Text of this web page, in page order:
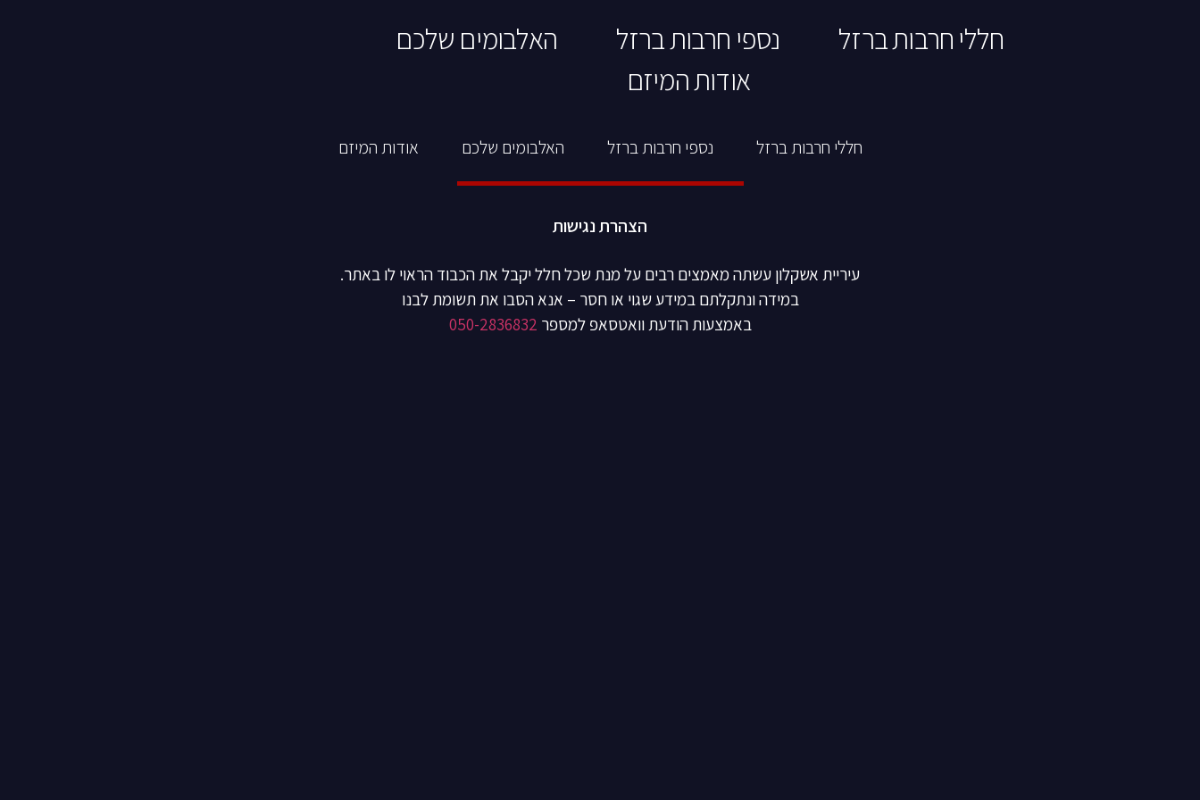
חללי חרבות ברזל נספי חרבות ברזל
האלבומים שלכם
אודות המיזם
חללי חרבות ברזל נספי חרבות ברזל האלבומים שלכם אודות המיזם
הצהרת נגישות
עיריית אשקלון עשתה מאמצים רבים על מנת שכל חלל יקבל את הכבוד הראוי לו באתר.
במידה ונתקלתם במידע שגוי או חסר – אנא הסבו את תשומת לבנו
באמצעות הודעת וואטסאפ למספר 050-2836832